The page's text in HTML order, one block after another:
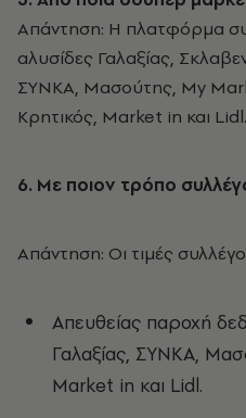
Απάντηση: Η πλατφόρμα
αλυσίδες Γαλαξίας,
ΣΥΝΚΑ, Μασούτης, My
Κρητικός, Market in και Lidl.
6. Με ποιον τρόπο
Απάντηση: Οι τιμές
Απευθείας παροχή
Γαλαξίας, ΣΥΝΚΑ,
Market in και Lidl.